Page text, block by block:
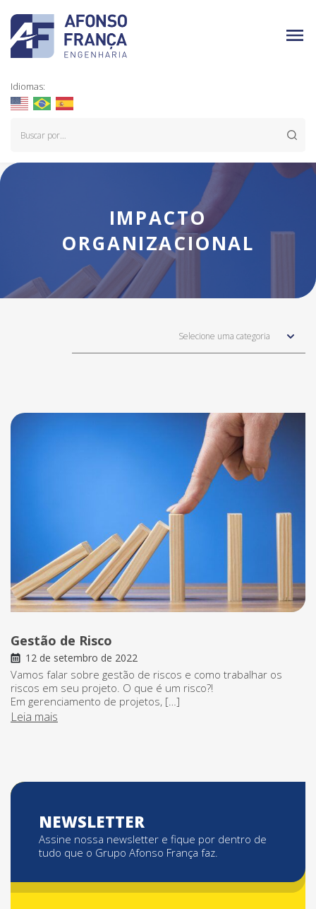
Idiomas:
IMPACTO
ORGANIZACIONAL
Selecione uma categoria
Gestão de Risco
12 de setembro de 2022
Vamos falar sobre gestão de riscos e como trabalhar os
riscos em seu projeto. O que é um risco?!
Em gerenciamento de projetos, […]
Leia mais
NEWSLETTER
Assine nossa newsletter e fique por dentro de
tudo que o Grupo Afonso França faz.